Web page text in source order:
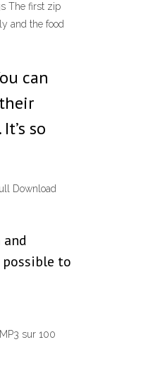
The first zip
and the food
can
so
Download
to
sur 100